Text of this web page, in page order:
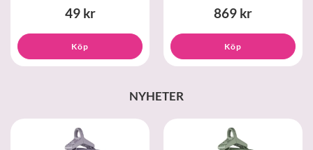
49 kr
Köp
869 kr
Köp
NYHETER